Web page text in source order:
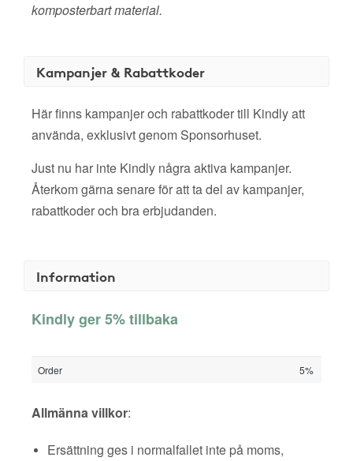
komposterbart material.
Kampanjer & Rabattkoder
Här finns kampanjer och rabattkoder till Kindly att
använda, exklusivt genom Sponsorhuset.
Just nu har inte Kindly några aktiva kampanjer.
Återkom gärna senare för att ta del av kampanjer,
rabattkoder och bra erbjudanden.
Information
Kindly ger 5% tillbaka
Order 5%
Allmänna villkor:
Ersättning ges i normalfallet inte på moms,